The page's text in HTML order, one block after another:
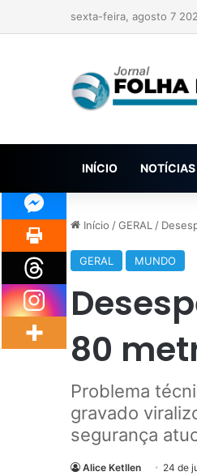
sexta-feira, agosto 7
INÍCIO NOTÍCIAS
Início /GERAL /
GERAL MUNDO
80
Problema
gravado
segurança
Alice Ketllen 24 de